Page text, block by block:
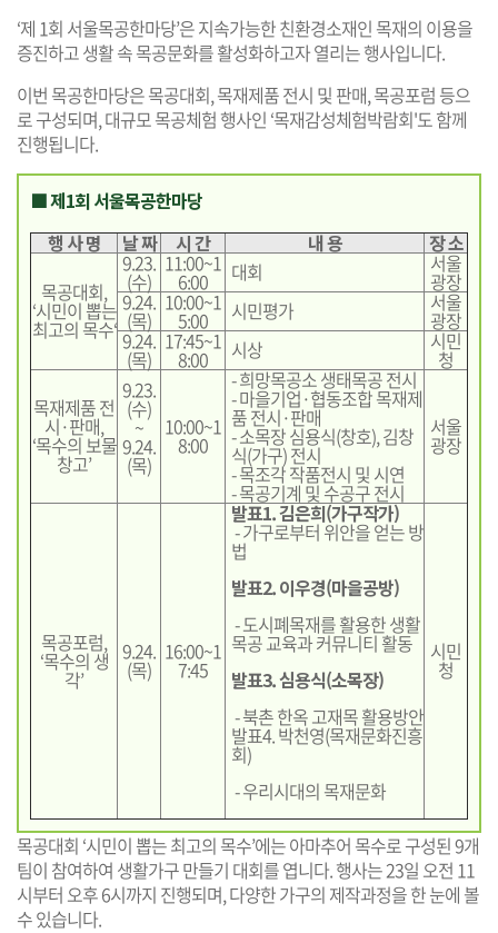
‘제 1회 서울목공한마당’은 지속가능한 친환경소재인 목재의 이용을
증진하고 생활 속 목공문화를 활성화하고자 열리는 행사입니다.
이번 목공한마당은 목공대회, 목재제품 전시 및 판매, 목공포럼 등으
로 구성되며, 대규모 목공체험 행사인 ‘목재감성체험박람회'도 함께
진행됩니다.
■ 제1회 서울목공한마당
행 사 명
날 짜 시 간 내 용
장 소
목공대회,
‘시민이 뽑는
최고의 목수‘
9.23.
(수)
11:00~1
6:00 대회 서울
광장
9.24.
(목)
10:00~1
5:00 시민평가 서울
광장
9.24.
(목)
17:45~1
8:00 시상 시민
청
목재제품 전
시·판매,
‘목수의 보물
창고’
9.23.
(수)
~
9.24.
(목)
10:00~1
8:00
- 희망목공소 생태목공 전시
- 마을기업·협동조합 목재제
품 전시·판매
- 소목장 심용식(창호), 김창
식(가구) 전시
- 목조각 작품전시 및 시연
- 목공기계 및 수공구 전시
서울
광장
목공포럼,
‘목수의 생
각’
9.24.
(목)
16:00~1
7:45
발표1. 김은희(가구작가)
- 가구로부터 위안을 얻는 방
법
발표2. 이우경(마을공방)
- 도시폐목재를 활용한 생활
목공 교육과 커뮤니티 활동
발표3. 심용식(소목장)
- 북촌 한옥 고재목 활용방안
발표4. 박천영(목재문화진흥
회)
- 우리시대의 목재문화
시민
청
목공대회 ‘시민이 뽑는 최고의 목수’에는 아마추어 목수로 구성된 9개
팀이 참여하여 생활가구 만들기 대회를 엽니다. 행사는 23일 오전 11
시부터 오후 6시까지 진행되며, 다양한 가구의 제작과정을 한 눈에 볼
수 있습니다.